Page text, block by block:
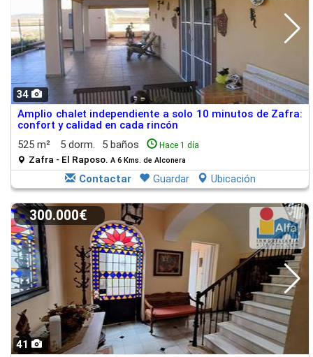
34
Amplio chalet independiente a solo 10 minutos de Zafra:
confort y calidad en cada rincón
525 m²
5 dorm. 5 baños Hace 1 día
Zafra - El Raposo. A 6 Kms. de Alconera
Contactar Guardar Ubicación
41
300.000€